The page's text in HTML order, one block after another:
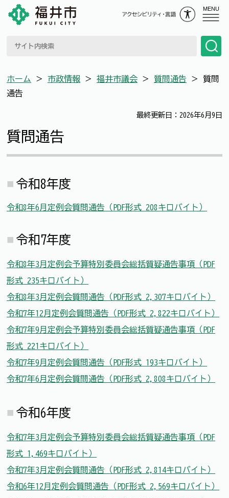
MENU
ホーム ＞ 市政情報 ＞ 福井市議会 ＞ 質問通告 ＞ 質問
通告
最終更新日：2026年6月9日
質問通告
令和8年度
令和8年6月定例会質問通告（PDF形式 208キロバイト）
令和7年度
令和8年3月定例会予算特別委員会総括質疑通告事項（PDF
形式 235キロバイト）
令和8年3月定例会質問通告（PDF形式 2,307キロバイト）
令和7年12月定例会質問通告（PDF形式 2,822キロバイト）
令和7年9月定例会予算特別委員会総括質疑通告事項（PDF
形式 221キロバイト）
令和7年9月定例会質問通告（PDF形式 193キロバイト）
令和7年6月定例会質問通告（PDF形式 2,808キロバイト）
令和6年度
令和7年3月定例会予算特別委員会総括質疑通告事項（PDF
形式 1,469キロバイト）
令和7年3月定例会質問通告（PDF形式 2,814キロバイト）
令和6年12月定例会質問通告（PDF形式 2,569キロバイト）